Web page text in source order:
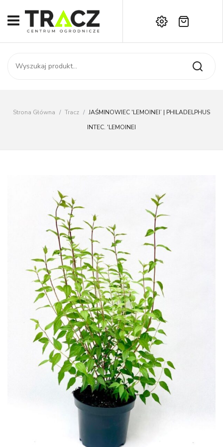
START
SKLEP
Brak produktów w koszyku.
Strona Główna / Tracz / JAŚMINOWIEC 'LEMOINEI’ | PHILADELPHUS
INTEC. 'LEMOINEI